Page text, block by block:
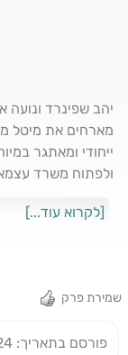
יהב שפינרד
מארחים את מיטל
ייחודי ומאתגר
ולפתוח משרד
בדיקת תוכניות
[לקרוא עוד...]
שמירת פרק
פורסם בתאריך: 19/09/2024